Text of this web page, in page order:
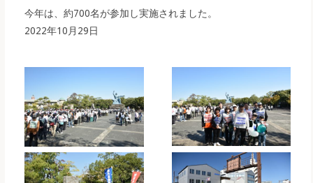
今年は、約700名が参加し実施されました。
2022年10月29日